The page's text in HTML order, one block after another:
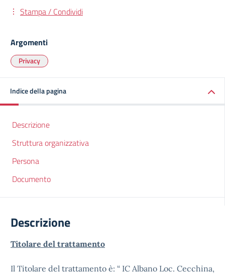
Stampa / Condividi
Argomenti
Privacy
Indice della pagina
Descrizione
Struttura organizzativa
Persona
Documento
Descrizione
Titolare del trattamento
Il Titolare del trattamento è: “ IC Albano Loc. Cecchina,